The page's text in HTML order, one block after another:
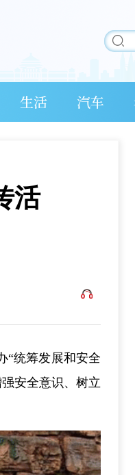
生活 汽车
活
“统筹发展和安全
安全意识、树立